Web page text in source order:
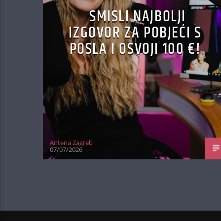
SMISLI NAJBOLJI
IZGOVOR ZA POBJEĆI S
POSLA I OSVOJI 100 €!
Antena Zagreb
07/07/2026